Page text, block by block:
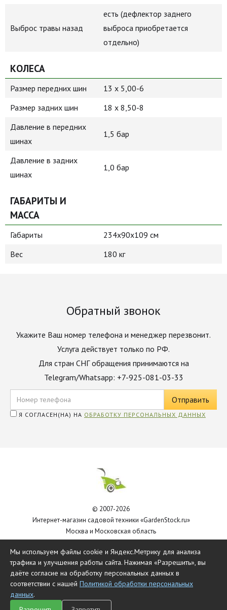
Выброс травы назад
есть (дефлектор заднего
выброса приобретается
отдельно)
КОЛЕСА
Размер передних шин
13 х 5,00-6
Размер задних шин
18 х 8,50-8
Давление в передних
шинах
1,5 бар
Давление в задних
шинах
1,0 бар
ГАБАРИТЫ И
МАССА
Габариты
234x90x109 см
Вес
180 кг
Обратный звонок
Укажите Ваш номер телефона и менеджер перезвонит.
Услуга действует только по РФ.
Для стран СНГ обращения принимаются на
Telegram/Whatsapp: +7-925-081-03-33
Я СОГЛАСЕН(НА) НА ОБРАБОТКУ ПЕРСОНАЛЬНЫХ ДАННЫХ
© 2007-2026
Интернет-магазин садовой техники «GardenStock.ru»
Москва и Московская область
Мы используем файлы cookie и Яндекс.Метрику для анализа
трафика и улучшения работы сайта. Нажимая «Разрешить», вы
даёте согласие на обработку персональных данных в
соответствии с нашей Политикой обработки персональных
данных.